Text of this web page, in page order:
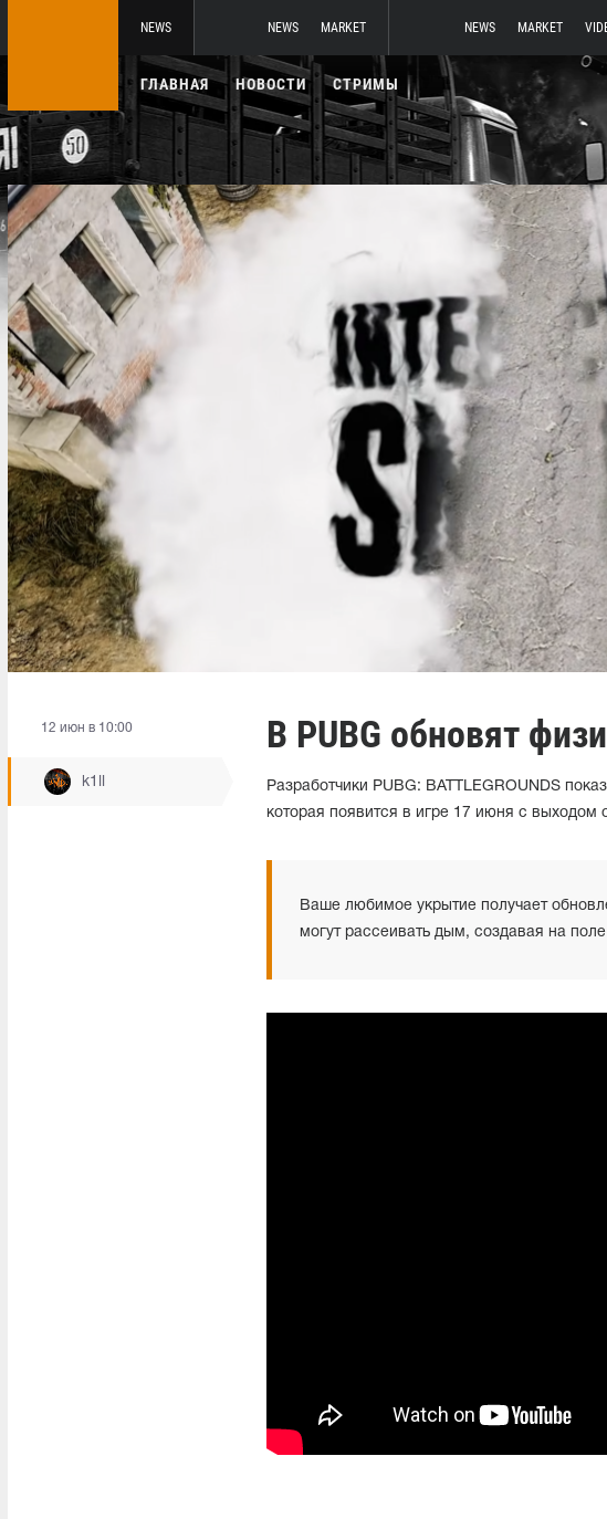
NEWS NEWS MARKET NEWS MARKET
ГЛАВНАЯ НОВОСТИ СТРИМЫ
12 июн в 10:00
k1ll
В PUBG обновят
Разработчики PUBG: BATTLEGROUNDS
которая появится в игре 17 июня с выходом
Ваше любимое укрытие получает
могут рассеивать дым, создавая на